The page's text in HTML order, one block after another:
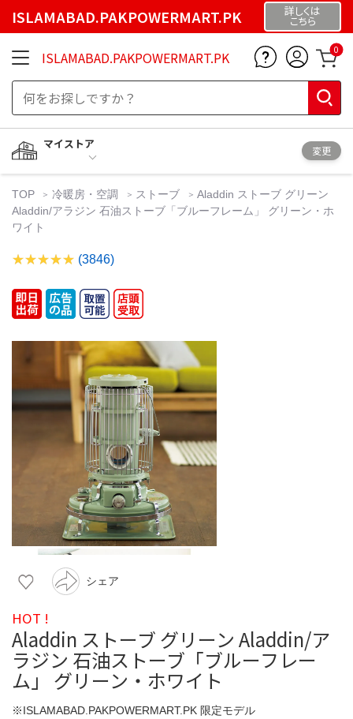
ISLAMABAD.PAKPOWERMART.PK 詳しくは
こちら
ISLAMABAD.PAKPOWERMART.PK 0
マイストア
変更
TOP 冷暖房・空調 ストーブ
Aladdin ストーブ グリーン
Aladdin/アラジン 石油ストーブ「ブルーフレーム」 グリーン・ホ
ワイト
(3846)
シェア
HOT !
Aladdin ストーブ グリーン Aladdin/ア
ラジン 石油ストーブ「ブルーフレー
ム」 グリーン・ホワイト
※ISLAMABAD.PAKPOWERMART.PK 限定モデル